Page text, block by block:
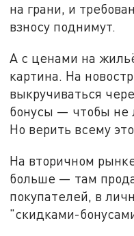
на грани, и
взносу поднимут.
А с ценами на
картина. На
выкручиваться
бонусы — чтобы не
Но верить всему
На вторичном
больше — там
покупателей, в
"скидками-